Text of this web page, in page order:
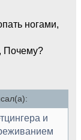
ногами,
Почему?
и